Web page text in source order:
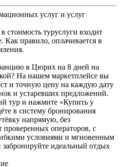
услуг и услуг
стоимость туруслуги входит
Как правило, оплачивается в
в Цюрих на 8 дней на
На нашем маркетплейсе вы
и точную цену на каждую дату
и устаревших предложений.
тур и нажмите «Купить у
в систему бронирования
напрямую, без
операторов, с
условиями и мгновенным
идеальный отдых